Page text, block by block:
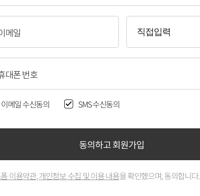
메일 직접입력
대폰 번호
이메일 수신동의 SMS 수신동의
동의하고 회원가입
이용약관,개인정보 수집 및 이용 내용을 확인했으며, 동의합니다.